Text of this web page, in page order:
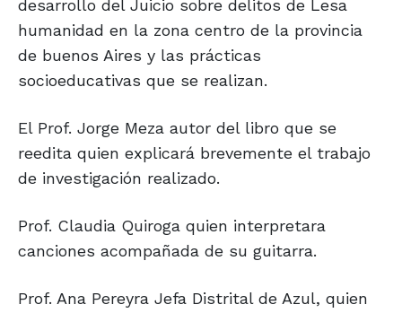
desarrollo del Juicio sobre delitos de Lesa
humanidad en la zona centro de la provincia
de buenos Aires y las prácticas
socioeducativas que se realizan.
El Prof. Jorge Meza autor del libro que se
reedita quien explicará brevemente el trabajo
de investigación realizado.
Prof. Claudia Quiroga quien interpretara
canciones acompañada de su guitarra.
Prof. Ana Pereyra Jefa Distrital de Azul, quien